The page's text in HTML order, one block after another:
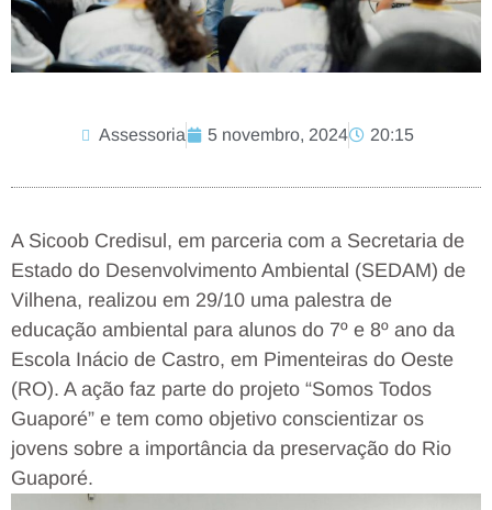
Assessoria 5 novembro, 2024 20:15
A Sicoob Credisul, em parceria com a Secretaria de
Estado do Desenvolvimento Ambiental (SEDAM) de
Vilhena, realizou em 29/10 uma palestra de
educação ambiental para alunos do 7º e 8º ano da
Escola Inácio de Castro, em Pimenteiras do Oeste
(RO). A ação faz parte do projeto “Somos Todos
Guaporé” e tem como objetivo conscientizar os
jovens sobre a importância da preservação do Rio
Guaporé.